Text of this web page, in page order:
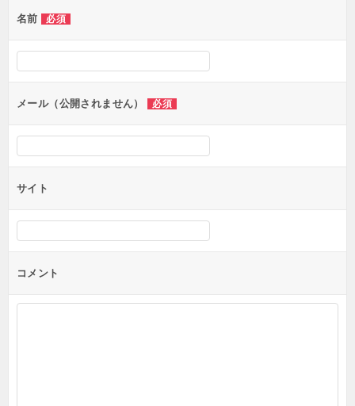
ー
シ
ン
名前 必須
メール（公開されません） 必須
サイト
コメント